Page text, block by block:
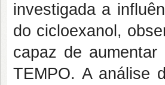
investigada a
do cicloexanol,
capaz de
TEMPO. A análise